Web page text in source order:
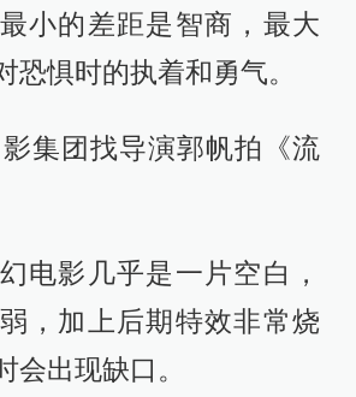
小的差距是智商，最大
恐惧时的执着和勇气。
集团找导演郭帆拍《流
电影几乎是一片空白，
，加上后期特效非常烧
会出现缺口。